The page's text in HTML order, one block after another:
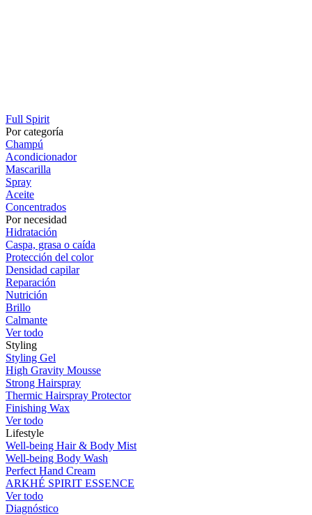
Full Spirit
Por categoría
Champú
Acondicionador
Mascarilla
Spray
Aceite
Concentrados
Por necesidad
Hidratación
Caspa, grasa o caída
Protección del color
Densidad capilar
Reparación
Nutrición
Brillo
Calmante
Ver todo
Styling
Styling Gel
High Gravity Mousse
Strong Hairspray
Thermic Hairspray Protector
Finishing Wax
Ver todo
Lifestyle
Well-being Hair & Body Mist
Well-being Body Wash
Perfect Hand Cream
ARKHÉ SPIRIT ESSENCE
Ver todo
Diagnóstico